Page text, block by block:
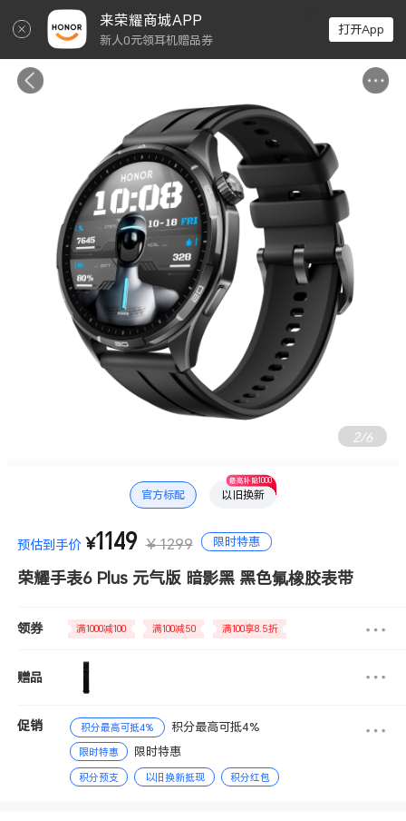
来荣耀商城APP
新人0元领耳机赠品券
打开App
2/6
官方标配 以旧换新
最高补贴1000
预估到手价 ¥1149 ¥ 1299 限时特惠
荣耀手表6 Plus 元气版 暗影黑 黑色氟橡胶表带
领券 满1000减100 满100减50 满100享8.5折
赠品
促销 积分最高可抵4% 积分最高可抵4%
限时特惠 限时特惠
积分预支 以旧换新抵现
积分红包